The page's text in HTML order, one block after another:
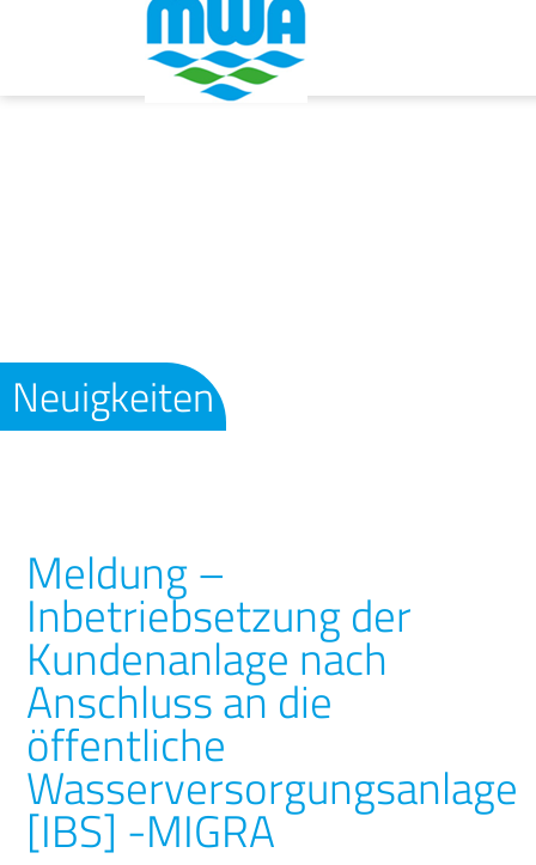
Neuigkeiten
Meldung –
Inbetriebsetzung der
Kundenanlage nach
Anschluss an die
öffentliche
Wasserversorgungsanlage
[IBS] -MIGRA